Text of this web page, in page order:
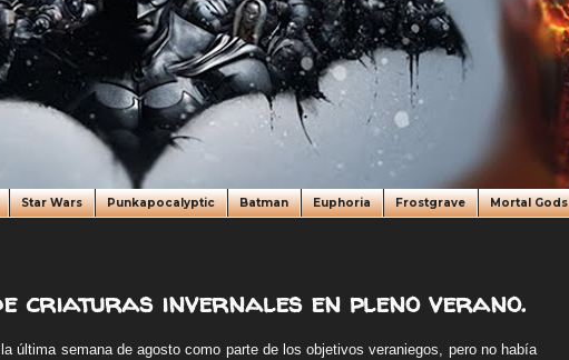
Star Wars Punkapocalyptic Batman Euphoria Frostgrave Mortal Gods
criaturas invernales en pleno verano.
última semana de agosto como parte de los objetivos veraniegos, pero no había